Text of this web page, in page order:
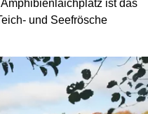
ist das
und Seefrösche